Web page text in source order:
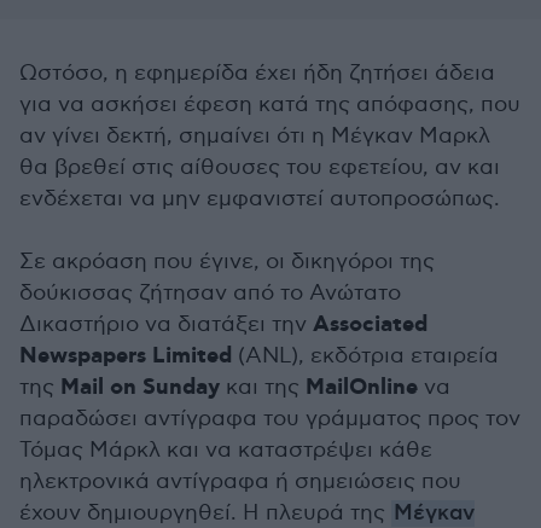
Ωστόσο, η εφημερίδα έχει ήδη ζητήσει άδεια
για να ασκήσει έφεση κατά της απόφασης, που
αν γίνει δεκτή, σημαίνει ότι η Μέγκαν Μαρκλ
θα βρεθεί στις αίθουσες του εφετείου, αν και
ενδέχεται να μην εμφανιστεί αυτοπροσώπως.
Σε ακρόαση που έγινε, οι δικηγόροι της
δούκισσας ζήτησαν από το Ανώτατο
Δικαστήριο να διατάξει την Associated
Newspapers Limited (ANL), εκδότρια εταιρεία
της Mail on Sunday και της MailOnline να
παραδώσει αντίγραφα του γράμματος προς τον
Τόμας Μάρκλ και να καταστρέψει κάθε
ηλεκτρονικά αντίγραφα ή σημειώσεις που
έχουν δημιουργηθεί. Η πλευρά της Μέγκαν